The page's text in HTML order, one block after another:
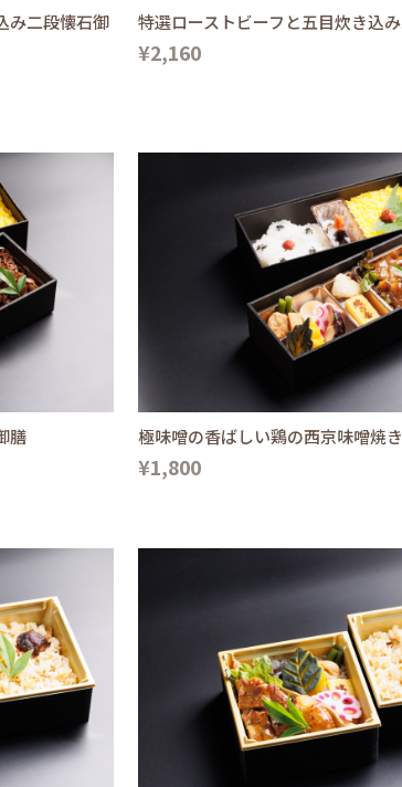
み二段懐石御
特選ローストビーフと五目炊き込
¥2,160
膳 極味噌の香ばしい鶏の西京味噌焼
¥1,800